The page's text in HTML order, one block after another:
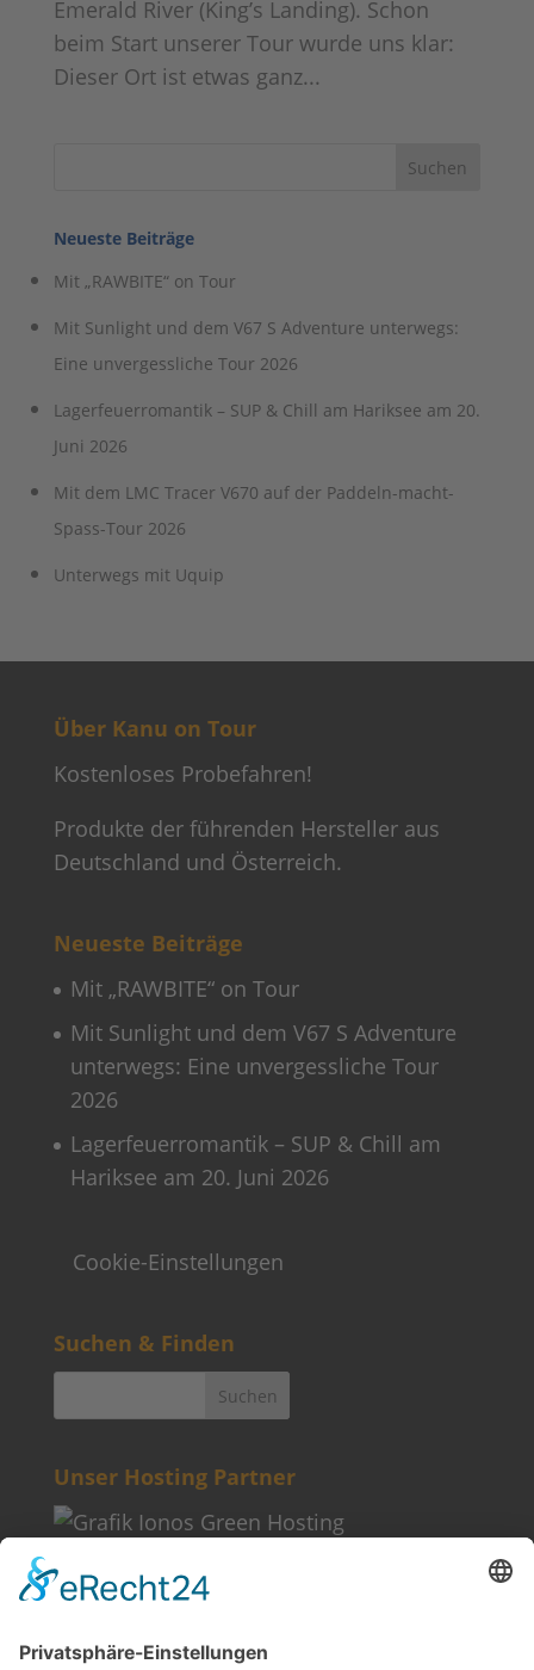
Emerald River (King’s Landing). Schon
beim Start unserer Tour wurde uns klar:
Dieser Ort ist etwas ganz...
Neueste Beiträge
Mit „RAWBITE“ on Tour
Mit Sunlight und dem V67 S Adventure unterwegs:
Eine unvergessliche Tour 2026
Lagerfeuerromantik – SUP & Chill am Hariksee am 20.
Juni 2026
Mit dem LMC Tracer V670 auf der Paddeln-macht-
Spass-Tour 2026
Unterwegs mit Uquip
Über Kanu on Tour
Kostenloses Probefahren!
Produkte der führenden Hersteller aus
Deutschland und Österreich.
Neueste Beiträge
Mit „RAWBITE“ on Tour
Mit Sunlight und dem V67 S Adventure
unterwegs: Eine unvergessliche Tour
2026
Lagerfeuerromantik – SUP & Chill am
Hariksee am 20. Juni 2026
Cookie-Einstellungen
Suchen & Finden
Unser Hosting Partner
Weitere Informationen
Kontakt